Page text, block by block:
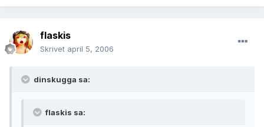
flaskis
Skrivet april 5, 2006
dinskugga sa:
flaskis sa: